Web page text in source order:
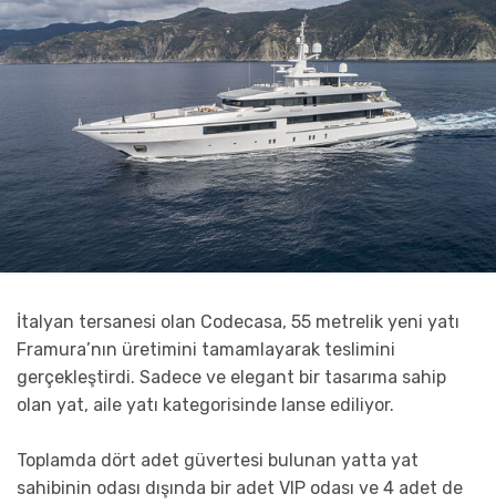
İtalyan tersanesi olan Codecasa, 55 metrelik yeni yatı
Framura’nın üretimini tamamlayarak teslimini
gerçekleştirdi. Sadece ve elegant bir tasarıma sahip
olan yat, aile yatı kategorisinde lanse ediliyor.
Toplamda dört adet güvertesi bulunan yatta yat
sahibinin odası dışında bir adet VIP odası ve 4 adet de